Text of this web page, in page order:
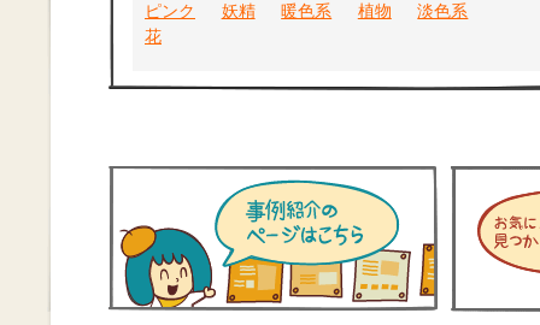
ピンク 妖精 暖色系 植物
淡色系
花